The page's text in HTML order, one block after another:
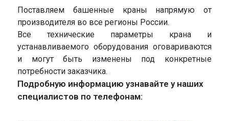
Поставляем башенные краны напрямую от
производителя во все регионы России.
Все технические параметры крана и
устанавливаемого оборудования оговариваются
и могут быть изменены под конкретные
потребности заказчика.
Подробную информацию узнавайте у наших
специалистов по телефонам: